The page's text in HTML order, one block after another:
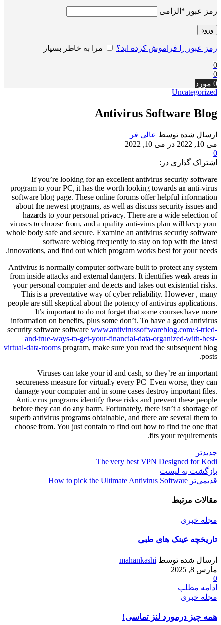
رمز عبور * الزامی
ورود
رمز عبور را فراموش کرده اید؟
مرا به خاطر بسپار
0
0
0 مورد
Uncategorized
Antivirus Software Blog
ارسال شده توسط عالی فر
می 10, 2022
در می 10, 2022
0
اشتراک گذاری در:
If you’re looking for an excellent antivirus security software
program to your PC, it has the worth looking towards an anti-virus
software blog page. These online forums offer helpful information
about the newest programs, as well as discuss security issues and
hazards to your personal privacy. There are a wide selection of
viruses to choose from, and a quality anti-virus plan will keep your
whole body safe and secure. Examine an antivirus security software
software weblog frequently to stay on top with the latest
innovations, and find out which program works best for your needs.
Antivirus is normally computer software built to protect any system
from inside attacks and external dangers. It identifies weak areas in
your personal computer and detects and takes out existential risks.
This is a preventative way of cyber reliability. However , many
people are still skeptical about the potency of antivirus applications.
It’s important to do not forget that some courses have more
information on benefits, plus some don’t. To have a good antivirus
security software software www.antivirussoftwareblog.com/3-tried-
and-true-ways-to-get-your-financial-data-organized-with-best-
virtual-data-rooms program, make sure you read the subsequent blog
posts.
Viruses can take your id and cash, so they’re an important
secureness measure for virtually every PC. Even worse, they can
damage your computer and in some cases destroy important files.
Anti-virus programs identify these risks and prevent these people
before they can do any harm. Fortunately, there isn’t a shortage of
superb antivirus programs obtainable, and there are several them to
choose from. You just contain to find out how to find the one that
fits your requirements.
جدیدتر
The very best VPN Designed for Kodi
بازگشت به لیست
قدیمی‌تر How to pick the Ultimate Antivirus Software
مقالات مرتبط
مجله خبری
تاریخچه عینک های طبی
ارسال شده توسط mahankashi
مارس 8, 2025
0
ادامه مطلب
مجله خبری
همه چیز درمورد لنز تماسی!